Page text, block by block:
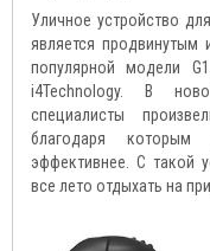
Уличное устройство
является продвинутым
популярной модели
i4Technology. В
специалисты
благодаря которым
эффективнее. С такой
все лето отдыхать на